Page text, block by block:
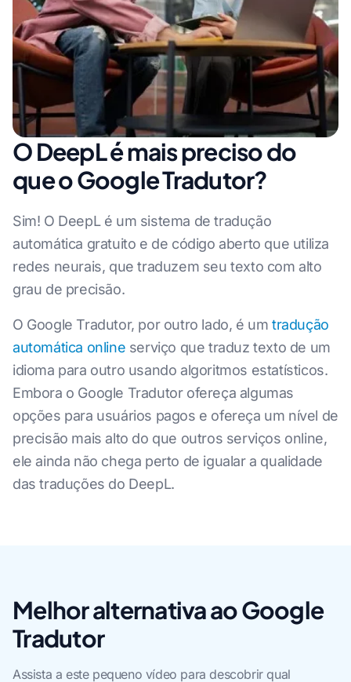
O DeepL é mais preciso do
que o Google Tradutor?
Sim! O DeepL é um sistema de tradução
automática gratuito e de código aberto que utiliza
redes neurais, que traduzem seu texto com alto
grau de precisão.
O Google Tradutor, por outro lado, é umtradução
automática online serviço que traduz texto de um
idioma para outro usando algoritmos estatísticos.
Embora o Google Tradutor ofereça algumas
opções para usuários pagos e ofereça um nível de
precisão mais alto do que outros serviços online,
ele ainda não chega perto de igualar a qualidade
das traduções do DeepL.
Melhor alternativa ao Google
Tradutor
Assista a este pequeno vídeo para descobrir qual